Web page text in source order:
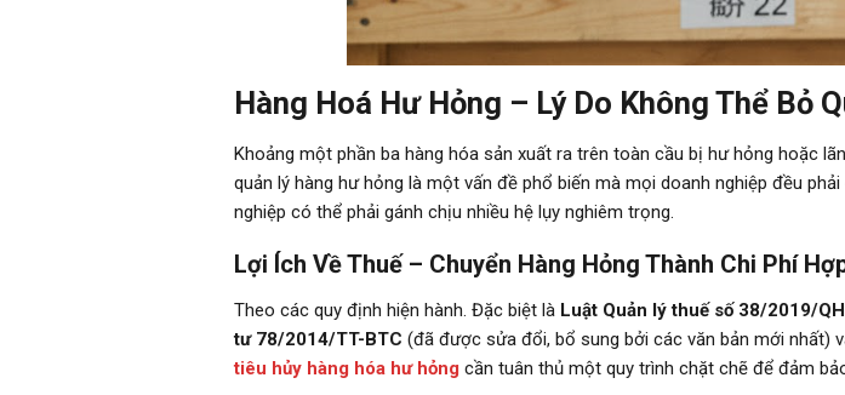
Hàng Hoá Hư Hỏng – Lý Do Không Thể Bỏ
Khoảng một phần ba hàng hóa sản xuất ra trên toàn cầu bị hư hỏng hoặc
quản lý hàng hư hỏng là một vấn đề phổ biến mà mọi doanh nghiệp đều
nghiệp có thể phải gánh chịu nhiều hệ lụy nghiêm trọng.
Lợi Ích Về Thuế – Chuyển Hàng Hỏng Thành Chi Phí
Theo các quy định hiện hành. Đặc biệt là Luật Quản lý thuế số 38/2019/
tư 78/2014/TT-BTC (đã được sửa đổi, bổ sung bởi các văn bản mới nhất)
tiêu hủy hàng hóa hư hỏng cần tuân thủ một quy trình chặt chẽ để đảm